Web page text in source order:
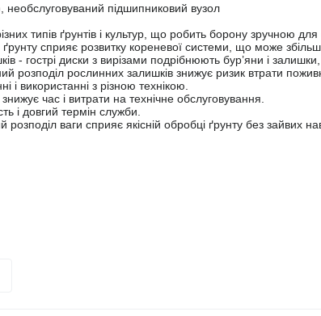
підшипниковий вузол
типів ґрунтів і культур, що робить борону зручною
сприяє розвитку кореневої системи, що може
- гострі диски з вирізами подрібнюють бур’яни і залишки,
розподіл рослинних залишків знижує ризик втрати
і використанні з різною технікою.
час і витрати на технічне обслуговування.
і довгий термін служби.
ваги сприяє якісній обробці ґрунту без зайвих